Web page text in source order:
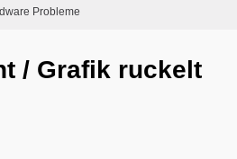
Probleme
/ Grafik ruckelt